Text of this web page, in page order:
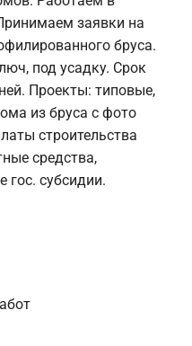
заявки на
бруса.
под усадку. Срок
Проекты: типовые,
из бруса с фото
строительства
средства,
гос. субсидии.